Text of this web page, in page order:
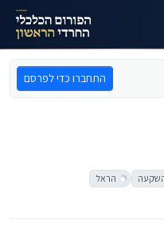
התחברו כדי לפרסם
הראל